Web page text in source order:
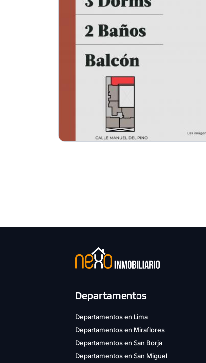
Departamentos
Departamentos en Lima
Departamentos en Miraflores
Departamentos en San Borja
Departamentos en San Miguel